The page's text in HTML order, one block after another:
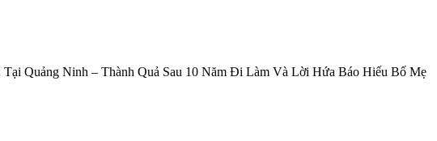
Quảng Ninh – Thành Quả Sau 10 Năm Đi Làm Và Lời Hứa Báo Hiếu Bố Mẹ